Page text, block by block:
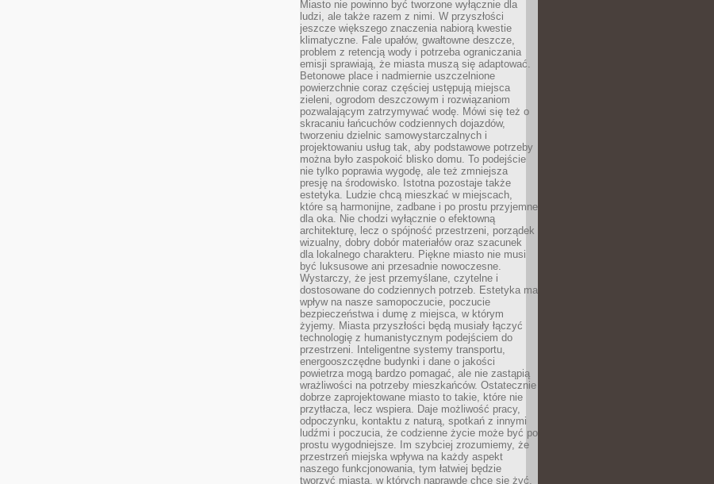
Miasto nie powinno być tworzone wyłącznie dla
ludzi, ale także razem z nimi. W przyszłości
jeszcze większego znaczenia nabiorą kwestie
klimatyczne. Fale upałów, gwałtowne deszcze,
problem z retencją wody i potrzeba ograniczania
emisji sprawiają, że miasta muszą się adaptować.
Betonowe place i nadmiernie uszczelnione
powierzchnie coraz częściej ustępują miejsca
zieleni, ogrodom deszczowym i rozwiązaniom
pozwalającym zatrzymywać wodę. Mówi się też o
skracaniu łańcuchów codziennych dojazdów,
tworzeniu dzielnic samowystarczalnych i
projektowaniu usług tak, aby podstawowe potrzeby
można było zaspokoić blisko domu. To podejście
nie tylko poprawia wygodę, ale też zmniejsza
presję na środowisko. Istotna pozostaje także
estetyka. Ludzie chcą mieszkać w miejscach,
które są harmonijne, zadbane i po prostu przyjemne
dla oka. Nie chodzi wyłącznie o efektowną
architekturę, lecz o spójność przestrzeni, porządek
wizualny, dobry dobór materiałów oraz szacunek
dla lokalnego charakteru. Piękne miasto nie musi
być luksusowe ani przesadnie nowoczesne.
Wystarczy, że jest przemyślane, czytelne i
dostosowane do codziennych potrzeb. Estetyka ma
wpływ na nasze samopoczucie, poczucie
bezpieczeństwa i dumę z miejsca, w którym
żyjemy. Miasta przyszłości będą musiały łączyć
technologię z humanistycznym podejściem do
przestrzeni. Inteligentne systemy transportu,
energooszczędne budynki i dane o jakości
powietrza mogą bardzo pomagać, ale nie zastąpią
wrażliwości na potrzeby mieszkańców. Ostatecznie
dobrze zaprojektowane miasto to takie, które nie
przytłacza, lecz wspiera. Daje możliwość pracy,
odpoczynku, kontaktu z naturą, spotkań z innymi
ludźmi i poczucia, że codzienne życie może być po
prostu wygodniejsze. Im szybciej zrozumiemy, że
przestrzeń miejska wpływa na każdy aspekt
naszego funkcjonowania, tym łatwiej będzie
tworzyć miasta, w których naprawdę chce się żyć.